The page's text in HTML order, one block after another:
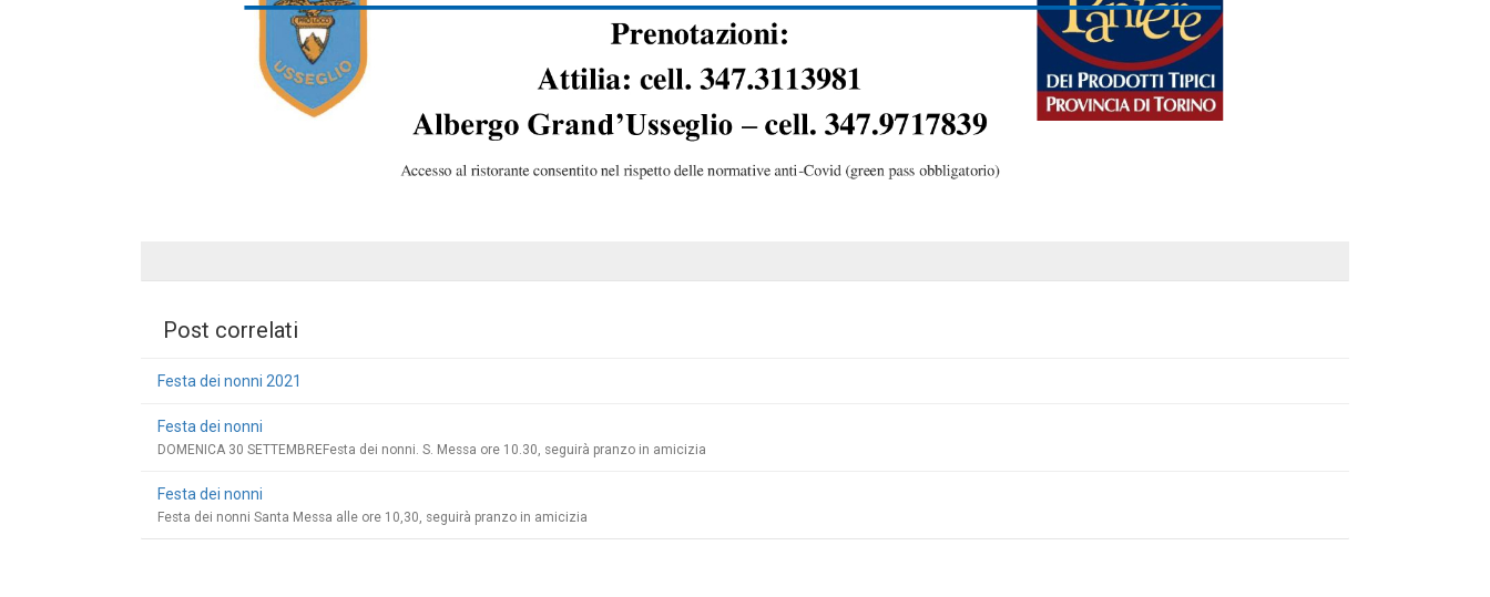
Post correlati
Festa dei nonni 2021
Festa dei nonni
DOMENICA 30 SETTEMBREFesta dei nonni. S. Messa ore 10.30, seguirà pranzo in amicizia
Festa dei nonni
Festa dei nonni Santa Messa alle ore 10,30, seguirà pranzo in amicizia